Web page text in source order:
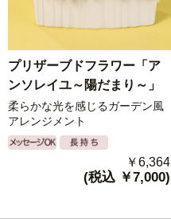
プリザーブドフラワー「ア
ンソレイユ～陽だまり～」
柔らかな光を感じるガーデン風
アレンジメント
￥6,364
(税込 ￥7,000)